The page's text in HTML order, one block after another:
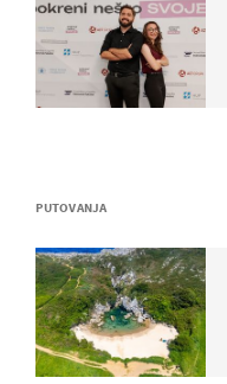
PUTOVANJA